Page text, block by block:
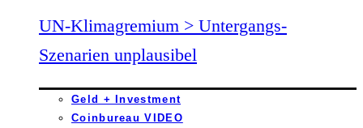
UN-Klimagremium > Untergangs-
Szenarien unplausibel
Geld + Investment
Coinbureau VIDEO